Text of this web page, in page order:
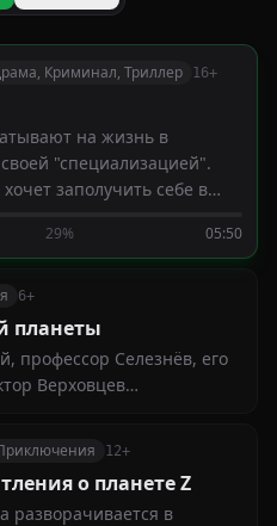
Криминал, Триллер 16+
на жизнь в
своей "специализацией".
заполучить себе в
с ним оттачивать
Опытная Лилли также
29% 05:50
6+
планеты
профессор Селезнёв, его
Верховцев
животных для
12+
о планете Z
разворачивается в